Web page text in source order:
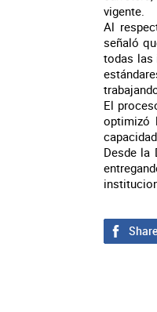
vigente.
Al
señaló
todas las
El
optimizó
Desde la